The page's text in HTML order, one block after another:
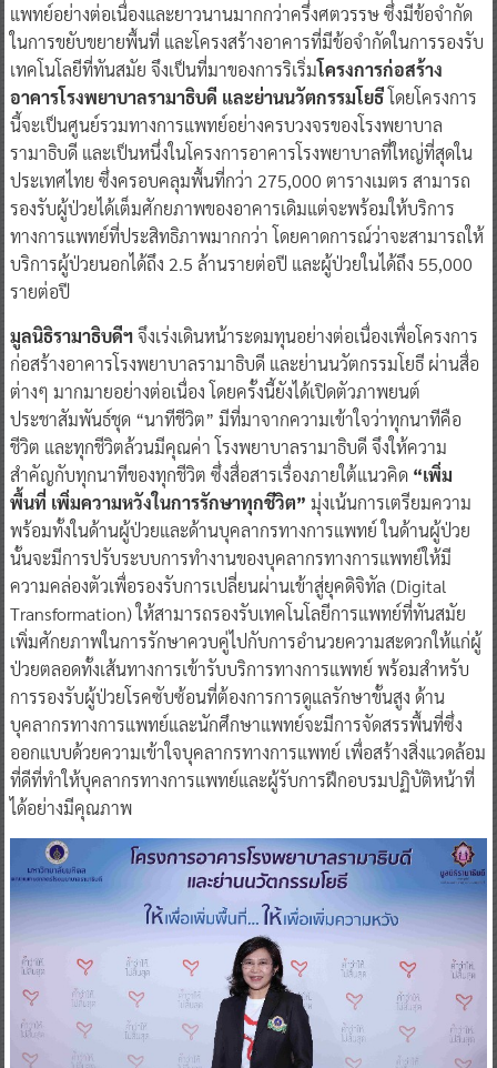
แพทย์อย่างต่อเนื่องและยาวนานมากกว่าครึ่งศตวรรษ ซึ่งมีข้อจำกัด
ในการขยับขยายพื้นที่ และโครงสร้างอาคารที่มีข้อจำกัดในการรองรับ
เทคโนโลยีที่ทันสมัย จึงเป็นที่มาของการริเริ่มโครงการก่อสร้าง
อาคารโรงพยาบาลรามาธิบดี และย่านนวัตกรรมโยธีโดยโครงการ
นี้จะเป็นศูนย์รวมทางการแพทย์อย่างครบวงจรของโรงพยาบาล
รามาธิบดี และเป็นหนึ่งในโครงการอาคารโรงพยาบาลที่ใหญ่ที่สุดใน
ประเทศไทย ซึ่งครอบคลุมพื้นที่กว่า 275,000 ตารางเมตร สามารถ
รองรับผู้ป่วยได้เต็มศักยภาพของอาคารเดิมแต่จะพร้อมให้บริการ
ทางการแพทย์ที่ประสิทธิภาพมากกว่า โดยคาดการณ์ว่าจะสามารถให้
บริการผู้ป่วยนอกได้ถึง 2.5 ล้านรายต่อปี และผู้ป่วยในได้ถึง 55,000
รายต่อปี
มูลนิธิรามาธิบดีฯจึงเร่งเดินหน้าระดมทุนอย่างต่อเนื่องเพื่อโครงการ
ก่อสร้างอาคารโรงพยาบาลรามาธิบดี และย่านนวัตกรรมโยธี ผ่านสื่อ
ต่างๆ มากมายอย่างต่อเนื่อง โดยครั้งนี้ยังได้เปิดตัวภาพยนต์
ประชาสัมพันธ์ชุด “นาทีชีวิต” มีที่มาจากความเข้าใจว่าทุกนาทีคือ
ชีวิต และทุกชีวิตล้วนมีคุณค่า โรงพยาบาลรามาธิบดี จึงให้ความ
สำคัญกับทุกนาทีของทุกชีวิต ซึ่งสื่อสารเรื่องภายใต้แนวคิด“เพิ่ม
พื้นที่ เพิ่มความหวังในการรักษาทุกชีวิต” มุ่งเน้นการเตรียมความ
พร้อมทั้งในด้านผู้ป่วยและด้านบุคลากรทางการแพทย์ ในด้านผู้ป่วย
นั้นจะมีการปรับระบบการทำงานของบุคลากรทางการแพทย์ให้มี
ความคล่องตัวเพื่อรองรับการเปลี่ยนผ่านเข้าสู่ยุคดิจิทัล (Digital
Transformation) ให้สามารถรองรับเทคโนโลยีการแพทย์ที่ทันสมัย
เพิ่มศักยภาพในการรักษาควบคู่ไปกับการอำนวยความสะดวกให้แก่ผู้
ป่วยตลอดทั้งเส้นทางการเข้ารับบริการทางการแพทย์ พร้อมสำหรับ
การรองรับผู้ป่วยโรคซับซ้อนที่ต้องการการดูแลรักษาขั้นสูง ด้าน
บุคลากรทางการแพทย์และนักศึกษาแพทย์จะมีการจัดสรรพื้นที่ซึ่ง
ออกแบบด้วยความเข้าใจบุคลากรทางการแพทย์ เพื่อสร้างสิ่งแวดล้อม
ที่ดีที่ทำให้บุคลากรทางการแพทย์และผู้รับการฝึกอบรมปฏิบัติหน้าที่
ได้อย่างมีคุณภาพ